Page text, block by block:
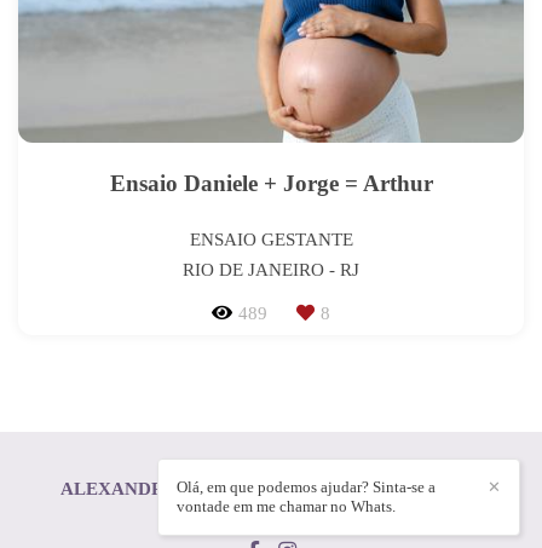
Ensaio Daniele + Jorge = Arthur
ENSAIO GESTANTE
RIO DE JANEIRO - RJ
489 8
ALEXANDRE HONORATO DUARTE FERREIRA
CONTATO
✕
Olá, em que podemos ajudar? Sinta-se a
vontade em me chamar no Whats.